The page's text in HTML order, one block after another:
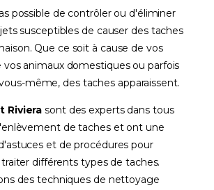
possible de contrôler ou d'éliminer
susceptibles de causer des taches
Que ce soit à cause de vos
vos animaux domestiques ou parfois
même, des taches apparaissent.
Riviera sont des experts dans tous
de taches et ont une
et de procédures pour
différents types de taches.
des techniques de nettoyage